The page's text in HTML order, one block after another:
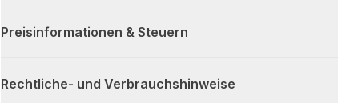
Preisinformationen & Steuern
Rechtliche- und Verbrauchshinweise